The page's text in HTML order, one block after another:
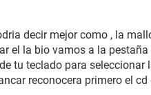
decir mejor como , la
el la bio vamos a la pestaña
tu teclado para seleccionar
reconocera primero el cd